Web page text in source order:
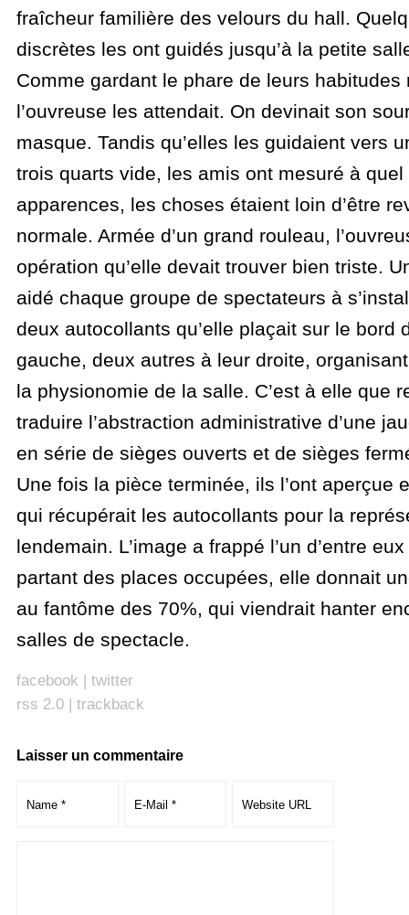
fraîcheur familière des velours du hall.
discrètes les ont guidés jusqu’à la petite
Comme gardant le phare de leurs habitudes
l’ouvreuse les attendait. On devinait son
masque. Tandis qu’elles les guidaient vers
trois quarts vide, les amis ont mesuré à
apparences, les choses étaient loin d’être
normale. Armée d’un grand rouleau,
opération qu’elle devait trouver bien triste.
aidé chaque groupe de spectateurs à
deux autocollants qu’elle plaçait sur le bord
gauche, deux autres à leur droite,
la physionomie de la salle. C’est à elle que
traduire l’abstraction administrative d’une
en série de sièges ouverts et de sièges
Une fois la pièce terminée, ils l’ont aperçue
qui récupérait les autocollants pour la
lendemain. L’image a frappé l’un d’entre
partant des places occupées, elle donnait
au fantôme des 70%, qui viendrait hanter
salles de spectacle.
facebook | twitter
rss 2.0| trackback
Laisser un commentaire